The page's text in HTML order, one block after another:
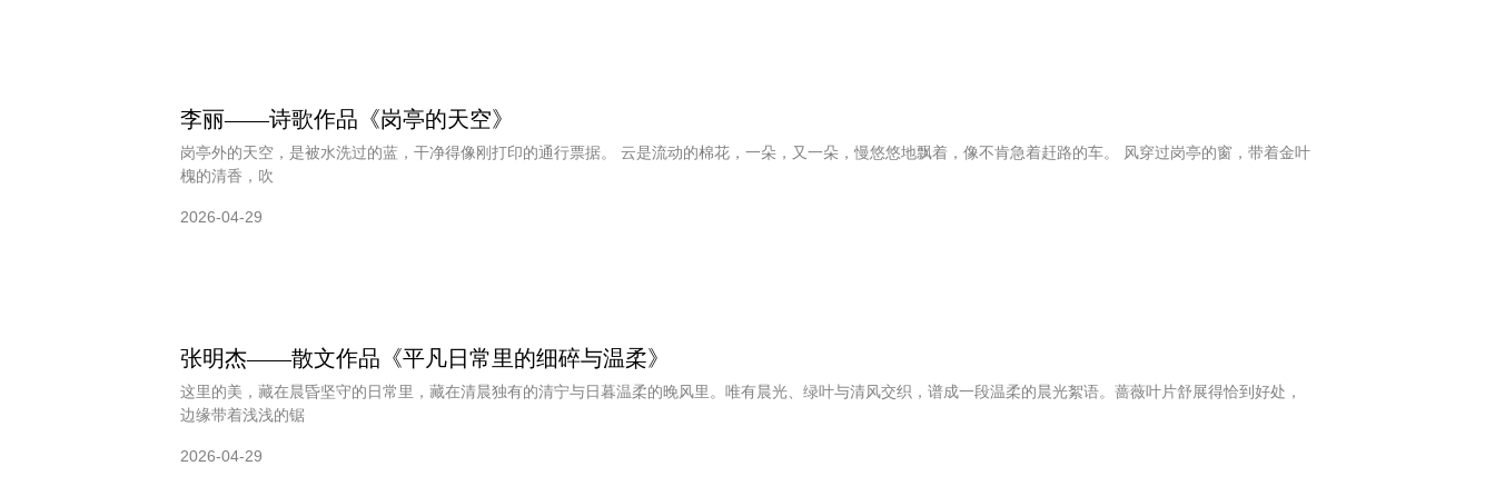
李丽——诗歌作品《岗亭的天空》
岗亭外的天空，是被水洗过的蓝，干净得像刚打印的通行票据。 云是流动的棉花，一朵，又一朵，慢悠悠地飘着，像不肯急着赶路的车。 风穿过岗亭的窗，带着金叶
槐的清香，吹
2026-04-29
张明杰——散文作品《平凡日常里的细碎与温柔》
这里的美，藏在晨昏坚守的日常里，藏在清晨独有的清宁与日暮温柔的晚风里。唯有晨光、绿叶与清风交织，谱成一段温柔的晨光絮语。蔷薇叶片舒展得恰到好处，
边缘带着浅浅的锯
2026-04-29